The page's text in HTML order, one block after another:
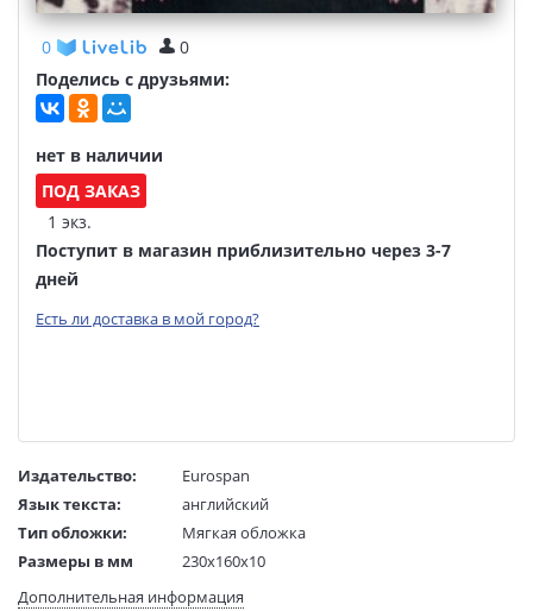
0
0
Поделись с друзьями:
нет в наличии
ПОД ЗАКАЗ
1 экз.
Поступит в магазин приблизительно через 3-7
дней
Есть ли доставка в мой город?
Издательство:
Eurospan
Язык текста:
английский
Тип обложки:
Мягкая обложка
Размеры в мм
230x160x10
Дополнительная информация